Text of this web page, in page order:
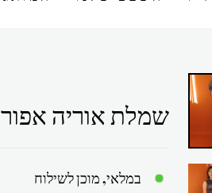
שמלת אוריה
במלאי, מוכן לשילוח